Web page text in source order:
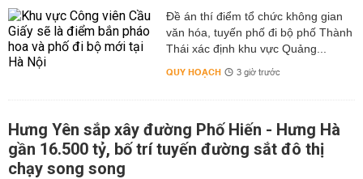
Đề án thí điểm tổ chức không gian
văn hóa, tuyến phố đi bộ phố Thành
Thái xác định khu vực Quảng...
QUY HOẠCH 3 giờ trước
Hưng Yên sắp xây đường Phố Hiến - Hưng Hà
gần 16.500 tỷ, bố trí tuyến đường sắt đô thị
chạy song song